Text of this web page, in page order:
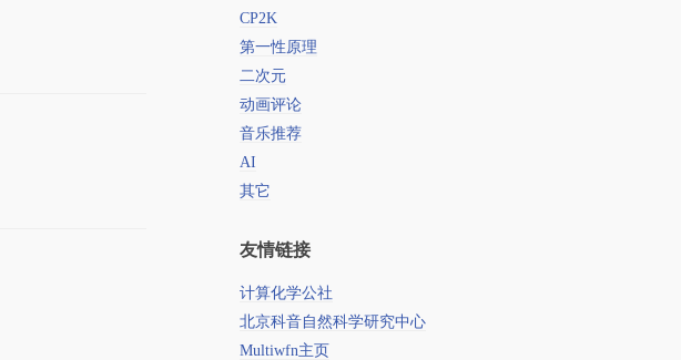
CP2K
第一性原理
二次元
动画评论
音乐推荐
AI
其它
友情链接
计算化学公社
北京科音自然科学研究中心
Multiwfn主页